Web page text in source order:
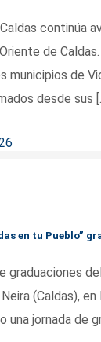
continúa
de
municipios de
desde sus
en tu Pueblo”
graduaciones
(Caldas),
una jornada de